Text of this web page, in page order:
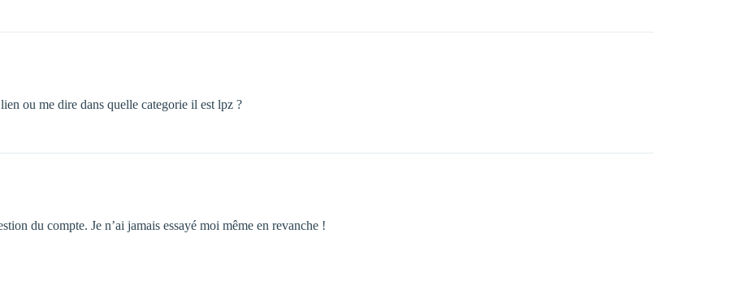
ou me dire dans quelle categorie il est lpz ?
du compte. Je n’ai jamais essayé moi même en revanche !